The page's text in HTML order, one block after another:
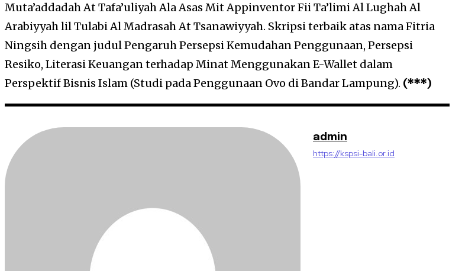
Muta’addadah At Tafa’uliyah Ala Asas Mit Appinventor Fii Ta’limi Al Lughah Al
Arabiyyah lil Tulabi Al Madrasah At Tsanawiyyah. Skripsi terbaik atas nama Fitria
Ningsih dengan judul Pengaruh Persepsi Kemudahan Penggunaan, Persepsi
Resiko, Literasi Keuangan terhadap Minat Menggunakan E-Wallet dalam
Perspektif Bisnis Islam (Studi pada Penggunaan Ovo di Bandar Lampung). (***)
admin
https://kspsi-bali.or.id